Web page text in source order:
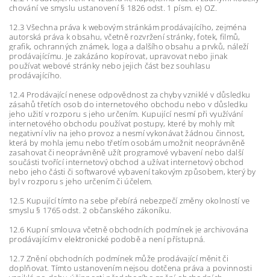
chování ve smyslu ustanovení § 1826 odst. 1 písm. e) OZ.
12.3 Všechna práva k webovým stránkám prodávajícího, zejména
autorská práva k obsahu, včetně rozvržení stránky, fotek, filmů,
grafik, ochranných známek, loga a dalšího obsahu a prvků, náleží
prodávajícímu. Je zakázáno kopírovat, upravovat nebo jinak
používat webové stránky nebo jejich část bez souhlasu
prodávajícího.
12.4 Prodávající nenese odpovědnost za chyby vzniklé v důsledku
zásahů třetích osob do internetového obchodu nebo v důsledku
jeho užití v rozporu s jeho určením. Kupující nesmí při využívání
internetového obchodu používat postupy, které by mohly mít
negativní vliv na jeho provoz a nesmí vykonávat žádnou činnost,
která by mohla jemu nebo třetím osobám umožnit neoprávněně
zasahovat či neoprávněně užít programové vybavení nebo další
součásti tvořící internetový obchod a užívat internetový obchod
nebo jeho části či softwarové vybavení takovým způsobem, který by
byl v rozporu s jeho určením či účelem.
12.5 Kupující tímto na sebe přebírá nebezpečí změny okolností ve
smyslu § 1765 odst. 2 občanského zákoníku.
12.6 Kupní smlouva včetně obchodních podmínek je archivována
prodávajícím v elektronické podobě a není přístupná.
12.7 Znění obchodních podmínek může prodávající měnit či
doplňovat. Tímto ustanovením nejsou dotčena práva a povinnosti